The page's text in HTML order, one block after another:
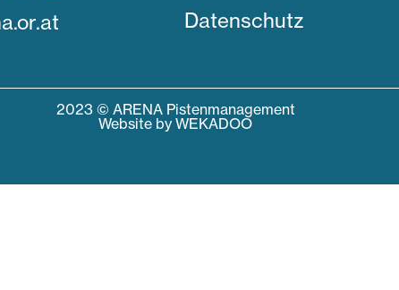
Datenschutz
2023 © ARENA Pistenmanagement
Website by WEKADOO